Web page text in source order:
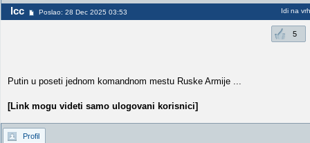
lcc Poslao: 28 Dec 2025 03:53 Idi na vrh
5
Putin u poseti jednom komandnom mestu Ruske Armije ...
[Link mogu videti samo ulogovani korisnici]
Profil